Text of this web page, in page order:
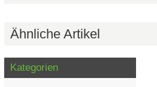
Ähnliche Artikel
Kategorien